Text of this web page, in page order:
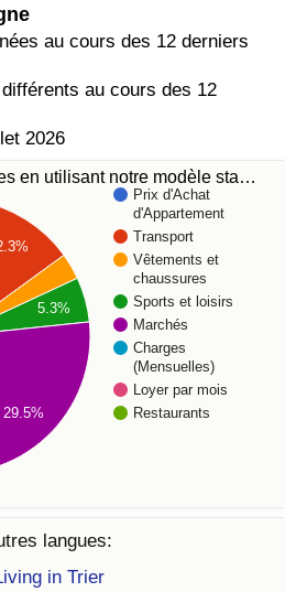
au cours des 12 derniers
au cours des 12
2026
en utilisant notre modèle sta…
Prix d'Achat
d'Appartement
Transport
Vêtements et
chaussures
Sports et loisirs
Marchés
Charges
(Mensuelles)
Loyer par mois
Restaurants
5.3%
29.5%
langues:
in Trier